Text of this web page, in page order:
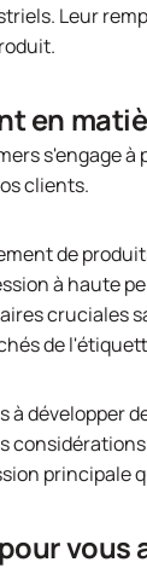
Leur
en
s'engage
clients.
de
à haute
cruciales
de
à développer
principale
vous